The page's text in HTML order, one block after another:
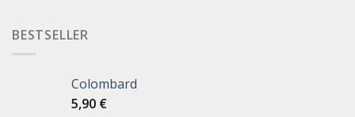
BESTSELLER
Colombard
5,90 €